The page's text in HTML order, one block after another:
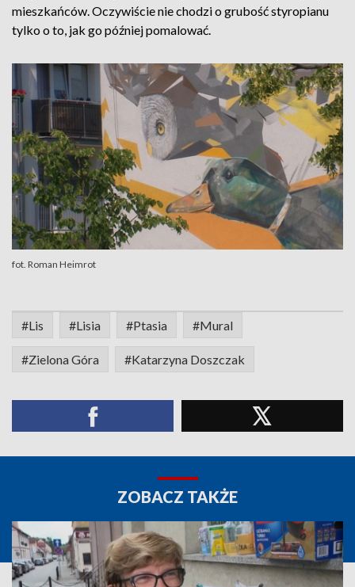
mieszkańców. Oczywiście nie chodzi o grubość styropianu
tylko o to, jak go później pomalować.
fot. Roman Heimrot
#Lis #Lisia #Ptasia #Mural
#Zielona Góra #Katarzyna Doszczak
ZOBACZ TAKŻE